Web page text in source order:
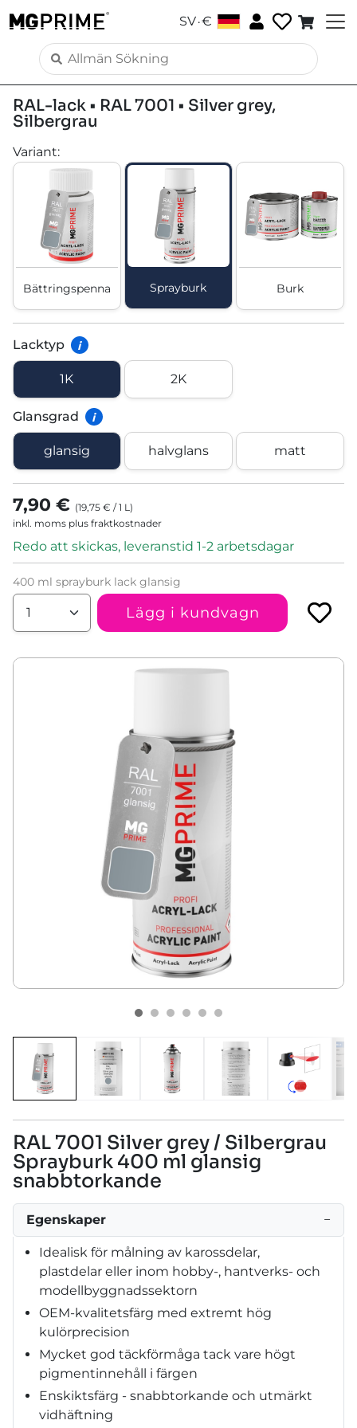
SV.€
RAL-lack • RAL 7001 • Silver grey,
Silbergrau
Variant:
Bättringspenna Sprayburk Burk
Lacktyp i
1K 2K
Glansgrad i
glansig halvglans matt
7,90 € (19,75 € /1 L )
inkl. moms plus fraktkostnader
Redo att skickas, leveranstid 1-2 arbetsdagar
400 ml sprayburk lack glansig
Lägg i kundvagn
RAL 7001 Silver grey / Silbergrau
Sprayburk 400 ml glansig
snabbtorkande
Egenskaper −
Idealisk för målning av karossdelar,
plastdelar eller inom hobby-, hantverks- och
modellbyggnadssektorn
OEM-kvalitetsfärg med extremt hög
kulörprecision
Mycket god täckförmåga tack vare högt
pigmentinnehåll i färgen
Enskiktsfärg - snabbtorkande och utmärkt
vidhäftning